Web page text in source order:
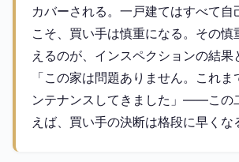
カバーされる。一戸建てはすべて自
こそ、買い手は慎重になる。その慎
えるのが、インスペクションの結果
「この家は問題ありません。これま
ンテナンスしてきました」——この
えば、買い手の決断は格段に早くな